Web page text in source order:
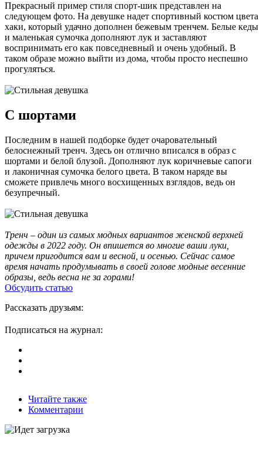
Прекрасный пример стиля спорт-шик представлен на
следующем фото. На девушке надет спортивный костюм цвета
хаки, который удачно дополнен бежевым тренчем. Белые кеды
и маленькая сумочка дополняют лук и заставляют
воспринимать его как повседневный и очень удобный. В
таком образе можно выйти из дома, чтобы просто неспешно
прогуляться.
С шортами
Последним в нашей подборке будет очаровательный
белоснежный тренч. Здесь он отлично вписался в образ с
шортами и белой блузой. Дополняют лук коричневые сапоги
и лаконичная сумочка белого цвета. В таком наряде вы
сможете привлечь много восхищенных взглядов, ведь он
безупречный.
Тренч – один из самых модных вариантов женской верхней
одежды в 2022 году. Он впишется во многие ваши луки,
причем пригодится вам и весной, и осенью. Сейчас самое
время начать продумывать в своей голове модные весенние
образы, ведь весна не за горами!
Обсудить статью
Рассказать друзьям:
Подписаться на журнал:
Читайте также
Комментарии